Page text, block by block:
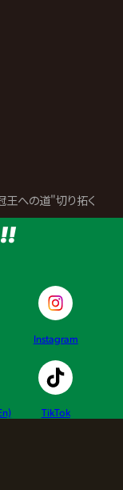
への道"切り拓く N-1
Instagram
TikTok